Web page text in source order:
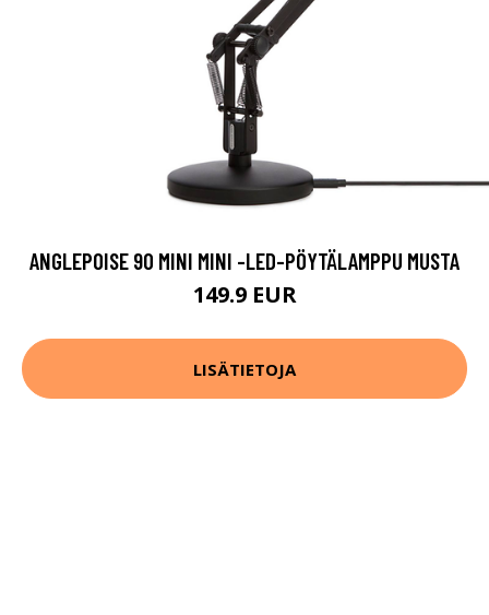
ANGLEPOISE 90 MINI MINI -LED-PÖYTÄLAMPPU MUSTA
149.9 EUR
LISÄTIETOJA